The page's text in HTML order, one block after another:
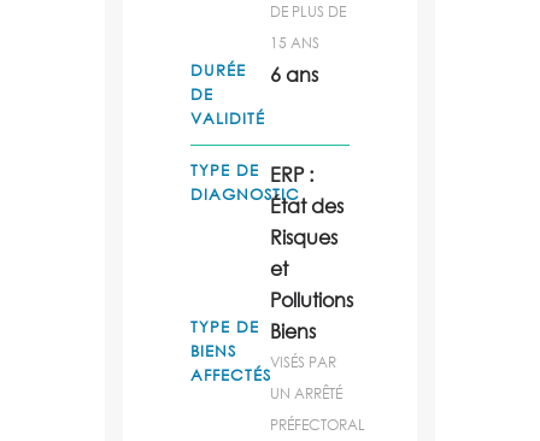
DE PLUS DE
15 ANS
DURÉE
DE
VALIDITÉ
6 ans
TYPE DE
DIAGNOSTIC
ERP :
État des
Risques
et
Pollutions
TYPE DE
BIENS
AFFECTÉS
Biens
VISÉS PAR
UN ARRÊTÉ
PRÉFECTORAL